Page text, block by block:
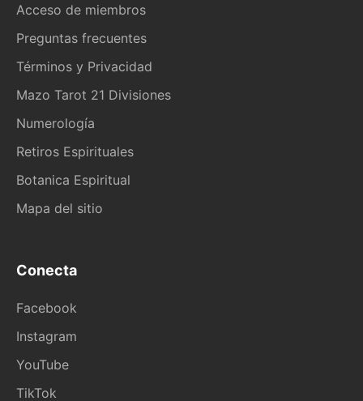
Acceso de miembros
Preguntas frecuentes
Términos y Privacidad
Mazo Tarot 21 Divisiones
Numerología
Retiros Espirituales
Botanica Espiritual
Mapa del sitio
Conecta
Facebook
Instagram
YouTube
TikTok